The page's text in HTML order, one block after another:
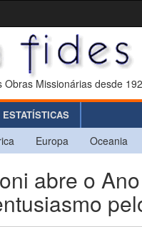
Missionárias desde
ESTATÍSTICAS
Europa Oceania
abre o